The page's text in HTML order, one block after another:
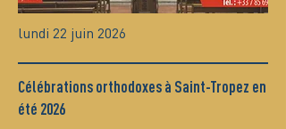
lundi 22 juin 2026
Célébrations orthodoxes à Saint-Tropez en
été 2026